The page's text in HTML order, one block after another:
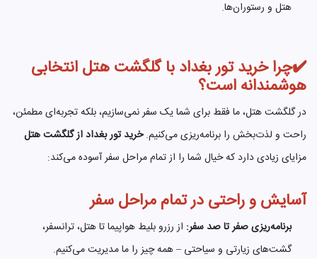
هتل و رستوران‌ها.
✔️چرا خرید تور بغداد با گلگشت هتل انتخابی
هوشمندانه است؟
در گلگشت هتل، ما فقط برای شما یک سفر نمی‌سازیم، بلکه تجربه‌ای مطمئن،
راحت و لذت‌بخش را برنامه‌ریزی می‌کنیم.خرید تور بغداد از گلگشت هتل
مزایای زیادی دارد که خیال شما را از تمام مراحل سفر آسوده می‌کند:
آسایش و راحتی در تمام مراحل سفر
برنامه‌ریزی صفر تا صد سفر: از رزرو بلیط هواپیما تا هتل، ترانسفر،
گشت‌های زیارتی و سیاحتی – همه چیز را ما مدیریت می‌کنیم.